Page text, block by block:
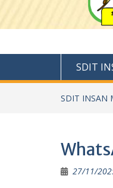
SDIT
SDIT INSAN
27/11/